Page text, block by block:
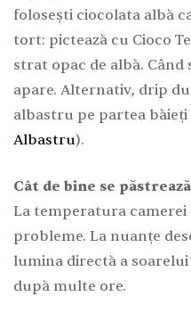
folosești ciocolata albă
tort: pictează cu Cioco
strat opac de albă.
apare. Alternativ, drip
albastru pe partea
Albastru).
Cât de bine se
La temperatura camerei
probleme. La nuanțe
lumina directă a
după multe ore.